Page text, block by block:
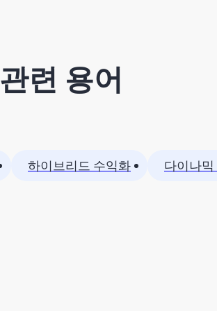
관련 용어
하이브리드 수익화 다이나